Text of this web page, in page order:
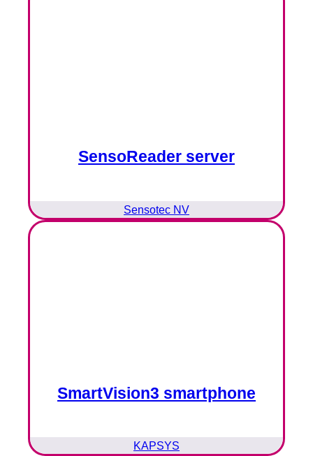
SensoReader server
Sensotec NV
SmartVision3 smartphone
KAPSYS